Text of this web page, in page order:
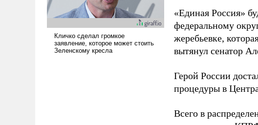
«Единая Россия»
федеральному
жеребьевке,
вытянул сенатор
Герой России
процедуры в
Всего в